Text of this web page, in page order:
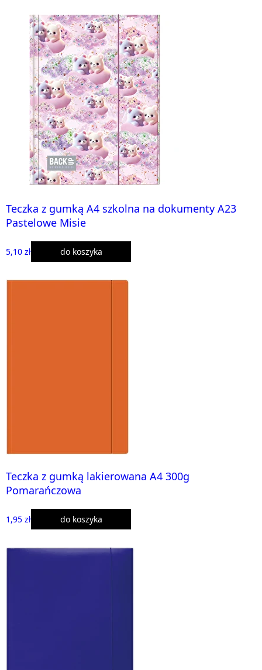
Teczka z gumką A4 szkolna na dokumenty A23
Pastelowe Misie
5,10 zł do koszyka
Teczka z gumką lakierowana A4 300g
Pomarańczowa
1,95 zł do koszyka